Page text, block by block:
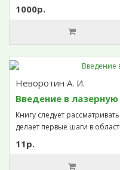
1000р.
Неворотин А. И.
Введение в
Книгу следует
делает первые шаги в
11р.